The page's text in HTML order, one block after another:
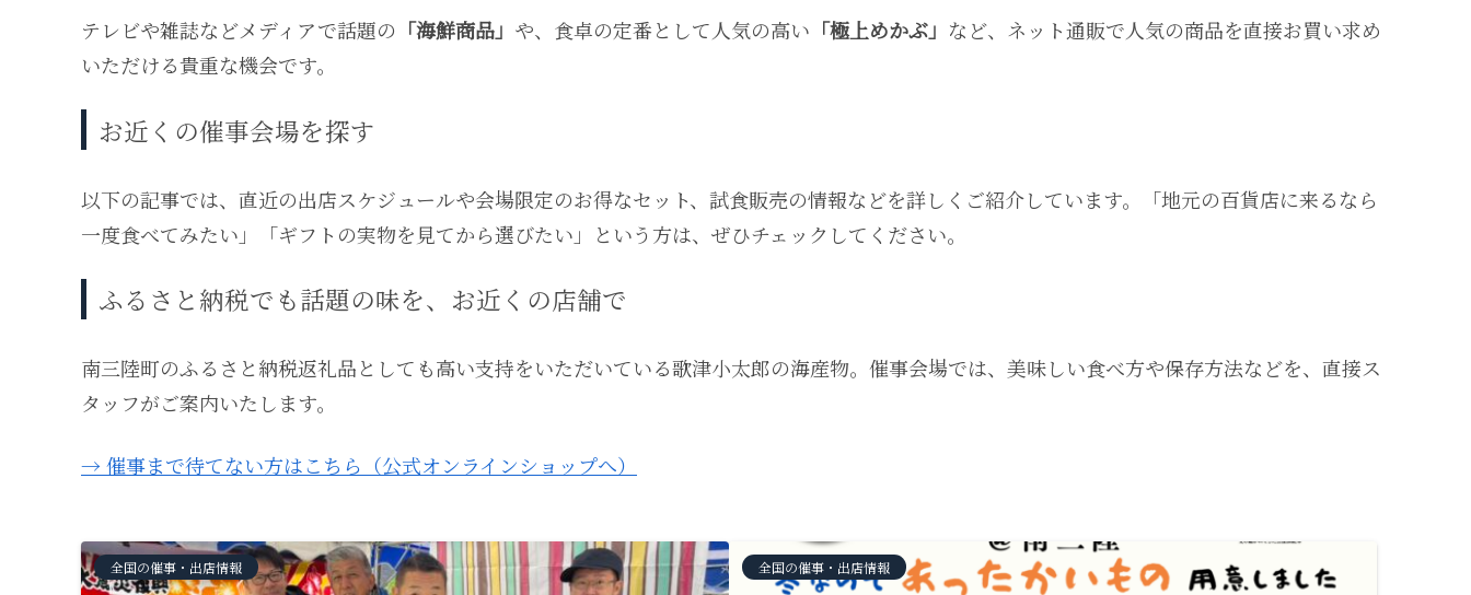
テレビや雑誌などメディアで話題の 「海鮮商品」 や、食卓の定番として人気の高い 「極上めかぶ」 など、ネット通販で人気の商品を直接お買い求め
いただける貴重な機会です。
お近くの催事会場を探す
以下の記事では、直近の出店スケジュールや会場限定のお得なセット、試食販売の情報などを詳しくご紹介しています。「地元の百貨店に来るなら
一度食べてみたい」「ギフトの実物を見てから選びたい」という方は、ぜひチェックしてください。
ふるさと納税でも話題の味を、お近くの店舗で
南三陸町のふるさと納税返礼品としても高い支持をいただいている歌津小太郎の海産物。催事会場では、美味しい食べ方や保存方法などを、直接ス
タッフがご案内いたします。
→ 催事まで待てない方はこちら（公式オンラインショップへ）
全国の催事・出店情報 全国の催事・出店情報